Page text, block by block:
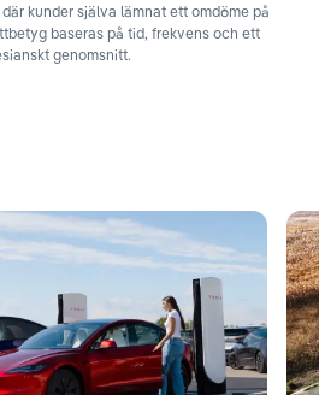
kunder själva lämnat ett omdöme på
baseras på tid, frekvens och ett
genomsnitt.